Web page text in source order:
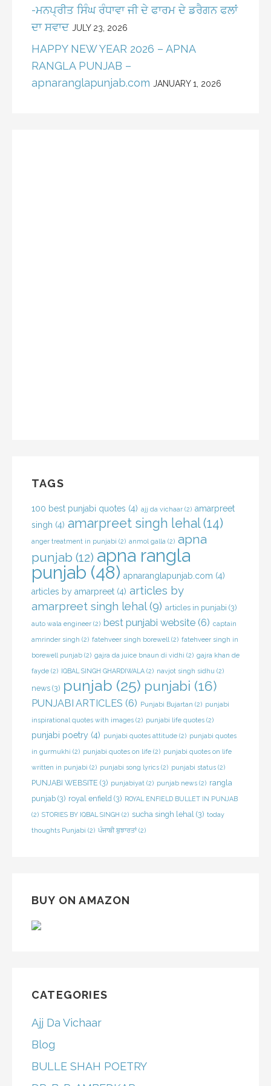
-ਮਨਪ੍ਰੀਤ ਸਿੰਘ ਰੰਧਾਵਾ ਜੀ ਦੇ ਫਾਰਮ ਦੇ ਡਰੈਗਨ ਫਲਾਂ
ਦਾ ਸਵਾਦ JULY 23, 2026
HAPPY NEW YEAR 2026 – APNA
RANGLA PUNJAB –
apnaranglapunjab.com JANUARY 1, 2026
TAGS
100 best punjabi quotes (4) ajj da vichaar (2) amarpreet
singh (4) amarpreet singh lehal(14)
anger treatment in punjabi (2) anmol galla (2) apna
punjab (12) apna rangla
punjab (48) apnaranglapunjab.com (4)
articles by amarpreet (4) articles by
amarpreet singh lehal(9) articles in punjabi (3)
auto wala engineer (2) best punjabi website (6) captain
amrinder singh (2) fatehveer singh borewell (2) fatehveer singh in
borewell punjab (2) gajra da juice bnaun di vidhi (2) gajra khan de
fayde (2) IQBAL SINGH GHARDIWALA (2) navjot singh sidhu (2)
news (3) punjab (25) punjabi (16)
PUNJABI ARTICLES (6) Punjabi Bujartan (2) punjabi
inspirational quotes with images (2) punjabi life quotes (2)
punjabi poetry (4) punjabi quotes attitude (2) punjabi quotes
in gurmukhi (2) punjabi quotes on life (2) punjabi quotes on life
written in punjabi (2) punjabi song lyrics (2) punjabi status (2)
PUNJABI WEBSITE (3) punjabiyat (2) punjab news (2) rangla
punjab (3) royal enfield (3) ROYAL ENFIELD BULLET IN PUNJAB
(2) STORIES BY IQBAL SINGH (2) sucha singh lehal (3) today
thoughts Punjabi (2) ਪੰਜਾਬੀ ਬੁਝਾਰਤਾਂ(2)
BUY ON AMAZON
CATEGORIES
Ajj Da Vichaar
Blog
BULLE SHAH POETRY